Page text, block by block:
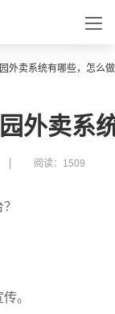
外卖系统有哪些，怎么
外卖系
阅读：1509
。